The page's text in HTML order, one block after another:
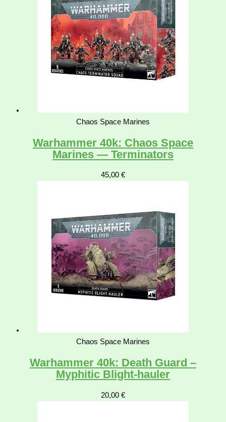
Chaos Space Marines
Warhammer 40k: Chaos Space
Marines — Terminators
45,00 €
Chaos Space Marines
Warhammer 40k: Death Guard –
Myphitic Blight-hauler
20,00 €